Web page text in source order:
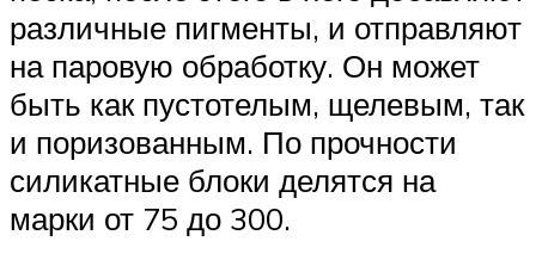
различные пигменты, и отправляют
на паровую обработку. Он может
быть как пустотелым, щелевым, так
и поризованным. По прочности
силикатные блоки делятся на
марки от 75 до 300.